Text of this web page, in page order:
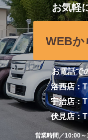
お気軽
WEBか
お電話で
洛西店：
宇治店：
伏見店：
営業時間／10:00